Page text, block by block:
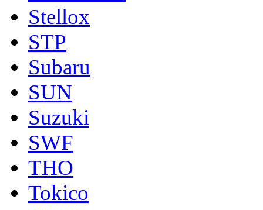
Stellox
STP
Subaru
SUN
Suzuki
SWF
THO
Tokico